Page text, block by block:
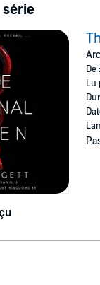
série
De :
Lu